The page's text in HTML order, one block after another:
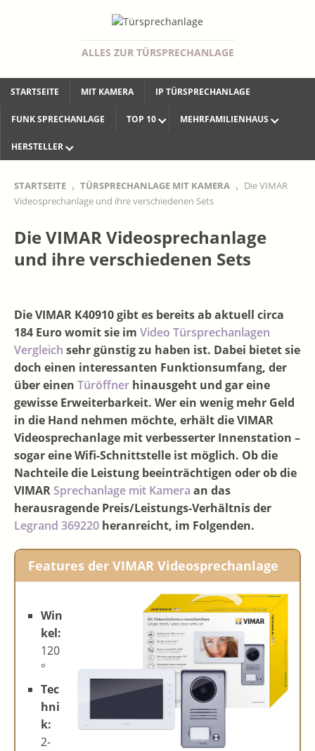
ALLES ZUR TÜRSPRECHANLAGE
STARTSEITE MIT KAMERA IP TÜRSPRECHANLAGE
FUNK SPRECHANLAGE TOP 10 MEHRFAMILIENHAUS
HERSTELLER
STARTSEITE TÜRSPRECHANLAGE MIT KAMERA
Die VIMAR
Videosprechanlage und ihre verschiedenen Sets
Die VIMAR Videosprechanlage
und ihre verschiedenen Sets
Die VIMAR K40910 gibt es bereits ab aktuell circa
184 Euro womit sie im Video Türsprechanlagen
Vergleich sehr günstig zu haben ist. Dabei bietet sie
doch einen interessanten Funktionsumfang, der
über einen Türöffner hinausgeht und gar eine
gewisse Erweiterbarkeit. Wer ein wenig mehr Geld
in die Hand nehmen möchte, erhält die VIMAR
Videosprechanlage mit verbesserter Innenstation –
sogar eine Wifi-Schnittstelle ist möglich. Ob die
Nachteile die Leistung beeinträchtigen oder ob die
VIMARSprechanlage mit Kamera an das
herausragende Preis/Leistungs-Verhältnis der
Legrand 369220 heranreicht, im Folgenden.
Features der VIMAR Videosprechanlage
Win
kel:
120
°
Tec
hni
k:
2-